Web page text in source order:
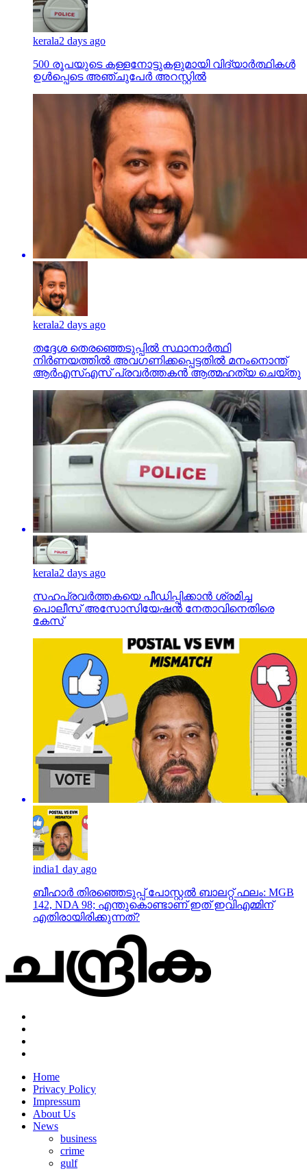
kerala2 days ago
500 രൂപയുടെ കള്ളനോട്ടുകളുമായി വിദ്യാര്‍ത്ഥികള്‍
ഉള്‍പ്പെടെ അഞ്ചുപേര്‍ അറസ്റ്റില്‍
kerala2 days ago
തദ്ദേശ തെരഞ്ഞെടുപ്പില്‍ സ്ഥാനാര്‍ത്ഥി
നിര്‍ണയത്തില്‍ അവഗണിക്കപ്പെട്ടതില്‍ മനംനൊന്ത്
ആര്‍എസ്എസ് പ്രവര്‍ത്തകന്‍ ആത്മഹത്യ ചെയ്തു
kerala2 days ago
സഹപ്രവര്‍ത്തകയെ പീഡിപ്പിക്കാന്‍ ശ്രമിച്ച
പൊലീസ് അസോസിയേഷന്‍ നേതാവിനെതിരെ
കേസ്
india1 day ago
ബീഹാർ തിരഞ്ഞെടുപ്പ് പോസ്റ്റൽ ബാലറ്റ് ഫലം: MGB
142, NDA 98; എന്തുകൊണ്ടാണ് ഇത് ഇവിഎമ്മിന്
എതിരായിരിക്കുന്നത്?
Home
Privacy Policy
Impressum
About Us
News
business
crime
gulf